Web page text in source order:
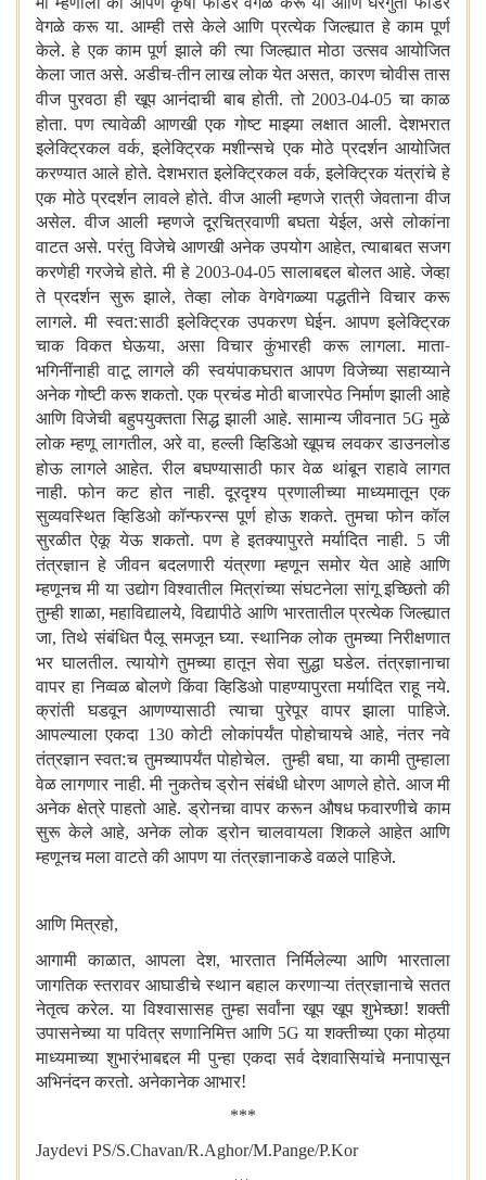
वेगळे करू या. आम्ही तसे केले आणि प्रत्येक जिल्ह्यात हे काम पूर्ण
केले. हे एक काम पूर्ण झाले की त्या जिल्ह्यात मोठा उत्सव आयोजित
केला जात असे. अडीच-तीन लाख लोक येत असत,कारण चोवीस तास
वीज पुरवठा ही खूप आनंदाची बाब होती. तो 2003-04-05 चा काळ
होता. पण त्यावेळी आणखी एक गोष्ट माझ्या लक्षात आली. देशभरात
इलेक्ट्रिकल वर्क,इलेक्ट्रिक मशीन्सचे एक मोठे प्रदर्शन आयोजित
करण्यात आले होते. देशभरात इलेक्ट्रिकल वर्क,इलेक्ट्रिक यंत्रांचे हे
एक मोठे प्रदर्शन लावले होते. वीज आली म्हणजे रात्री जेवताना वीज
असेल. वीज आली म्हणजे दूरचित्रवाणी बघता येईल,असे लोकांना
वाटत असे. परंतु विजेचे आणखी अनेक उपयोग आहेत,त्याबाबत सजग
करणेही गरजेचे होते. मी हे 2003-04-05 सालाबद्दल बोलत आहे. जेव्हा
ते प्रदर्शन सुरू झाले,तेव्हा लोक वेगवेगळ्या पद्धतीने विचार करू
लागले. मी स्वत:साठी इलेक्ट्रिक उपकरण घेईन. आपण इलेक्ट्रिक
चाक विकत घेऊया, असा विचार कुंभारही करू लागला. माता-
भगिनींनाही वाटू लागले की स्वयंपाकघरात आपण विजेच्या सहाय्याने
अनेक गोष्टी करू शकतो. एक प्रचंड मोठी बाजारपेठ निर्माण झाली आहे
आणि विजेची बहुपयुक्तता सिद्ध झाली आहे. सामान्य जीवनात 5Gमुळे
लोक म्हणू लागतील,अरे वा,हल्ली व्हिडिओ खूपच लवकर डाउनलोड
होऊ लागले आहेत. रील बघण्यासाठी फार वेळ थांबून राहावे लागत
नाही. फोन कट होत नाही. दूरदृश्य प्रणालीच्या माध्यमातून एक
सुव्यवस्थित व्हिडिओ कॉन्फरन्स पूर्ण होऊ शकते. तुमचा फोन कॉल
सुरळीत ऐकू येऊ शकतो. पण हे इतक्यापुरते मर्यादित नाही. 5 जी
तंत्रज्ञान हे जीवन बदलणारी यंत्रणा म्हणून समोर येत आहे आणि
म्हणूनच मी या उद्योग विश्वातील मित्रांच्या संघटनेला सांगू इच्छितो की
तुम्ही शाळा,महाविद्यालये,विद्यापीठे आणि भारतातील प्रत्येक जिल्ह्यात
जा,तिथे संबंधित पैलू समजून घ्या. स्थानिक लोक तुमच्या निरीक्षणात
भर घालतील. त्यायोगे तुमच्या हातून सेवा सुद्धा घडेल. तंत्रज्ञानाचा
वापर हा निव्वळ बोलणे किंवा व्हिडिओ पाहण्यापुरता मर्यादित राहू नये.
क्रांती घडवून आणण्यासाठी त्याचा पुरेपूर वापर झाला पाहिजे.
आपल्याला एकदा 130कोटी लोकांपर्यंत पोहोचायचे आहे,नंतर नवे
तंत्रज्ञान स्वत:च तुमच्यापर्यंत पोहोचेल. तुम्ही बघा,या कामी तुम्हाला
वेळ लागणार नाही. मी नुकतेच ड्रोन संबंधी धोरण आणले होते. आज मी
अनेक क्षेत्रे पाहतो आहे. ड्रोनचा वापर करून औषध फवारणीचे काम
सुरू केले आहे,अनेक लोक ड्रोन चालवायला शिकले आहेत आणि
म्हणूनच मला वाटते की आपण या तंत्रज्ञानाकडे वळले पाहिजे.
आणि मित्रहो,
आगामी काळात,आपला देश,भारतात निर्मिलेल्या आणि भारताला
जागतिक स्तरावर आघाडीचे स्थान बहाल करणाऱ्या तंत्रज्ञानाचे सतत
नेतृत्व करेल. या विश्वासासह तुम्हा सर्वांना खूप खूप शुभेच्छा! शक्ती
उपासनेच्या या पवित्र सणानिमित्त आणि 5Gया शक्तीच्या एका मोठ्या
माध्यमाच्या शुभारंभाबद्दल मी पुन्हा एकदा सर्व देशवासियांचे मनापासून
अभिनंदन करतो. अनेकानेक आभार!
***
Jaydevi PS/S.Chavan/R.Aghor/M.Pange/P.Kor